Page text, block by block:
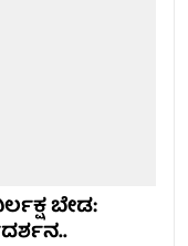
ಬೇಡ: